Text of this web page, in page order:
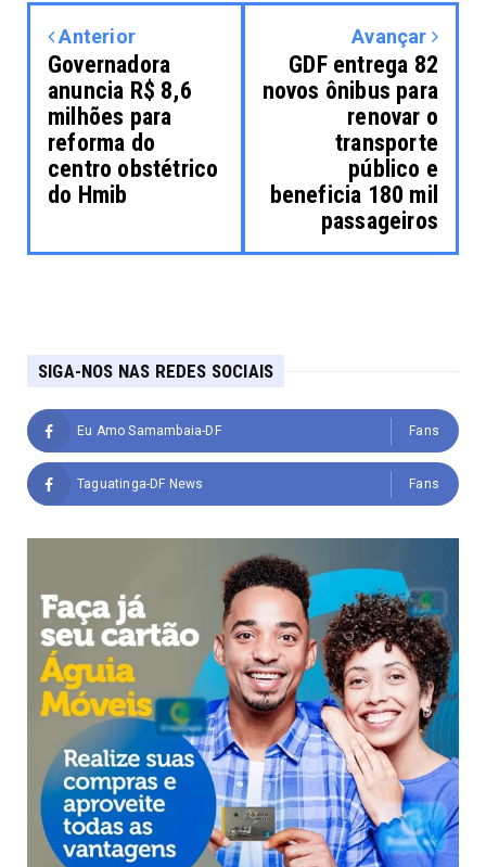
Anterior
Governadora
anuncia R$ 8,6
milhões para
reforma do
centro obstétrico
do Hmib
Avançar
GDF entrega 82
novos ônibus para
renovar o
transporte
público e
beneficia 180 mil
passageiros
SIGA-NOS NAS REDES SOCIAIS
Eu Amo Samambaia-DF Fans
Taguatinga-DF News Fans